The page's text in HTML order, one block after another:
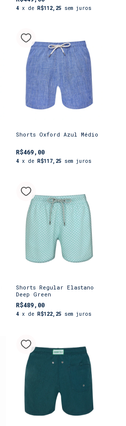
4 x de R$112,25 sem juros
Shorts Oxford Azul Médio
R$469,00
4 x de R$117,25 sem juros
Shorts Regular Elastano
Deep Green
R$489,00
4 x de R$122,25 sem juros